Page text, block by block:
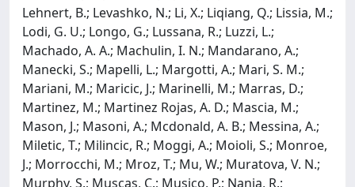
Lehnert, B.; Levashko, N.; Li, X.; Liqiang, Q.; Lissia, M.;
Lodi, G. U.; Longo, G.; Lussana, R.; Luzzi, L.;
Machado, A. A.; Machulin, I. N.; Mandarano, A.;
Manecki, S.; Mapelli, L.; Margotti, A.; Mari, S. M.;
Mariani, M.; Maricic, J.; Marinelli, M.; Marras, D.;
Martinez, M.; Martinez Rojas, A. D.; Mascia, M.;
Mason, J.; Masoni, A.; Mcdonald, A. B.; Messina, A.;
Miletic, T.; Milincic, R.; Moggi, A.; Moioli, S.; Monroe,
J.; Morrocchi, M.; Mroz, T.; Mu, W.; Muratova, V. N.;
Murphy, S.; Muscas, C.; Musico, P.; Nania, R.;